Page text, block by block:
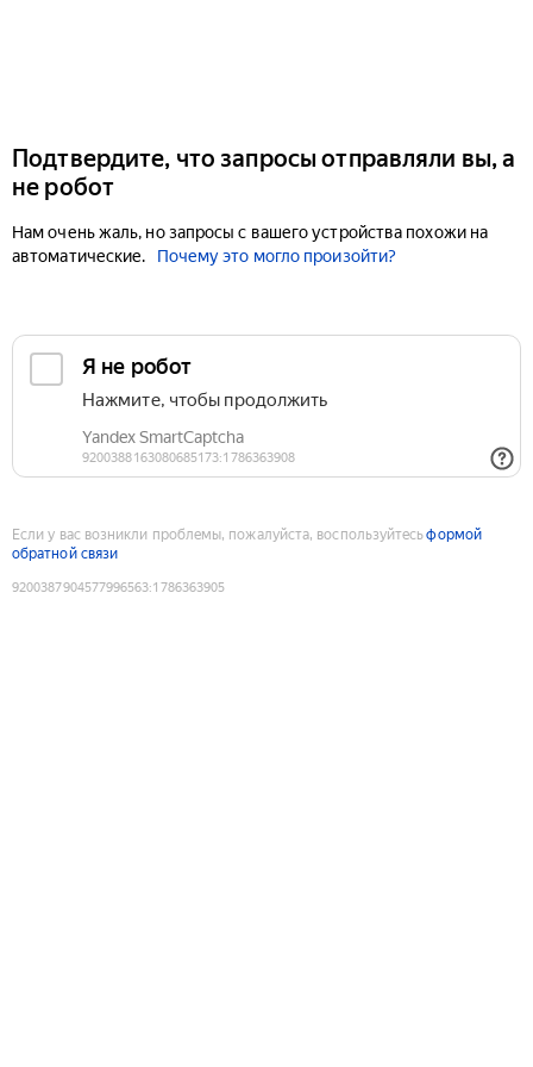
Подтвердите, что запросы отправляли вы, а
не робот
Нам очень жаль, но запросы с вашего устройства похожи на
автоматические.
Почему это могло произойти?
Если у вас возникли проблемы, пожалуйста, воспользуйтесьформой
обратной связи
9200387904577996563:1786363905